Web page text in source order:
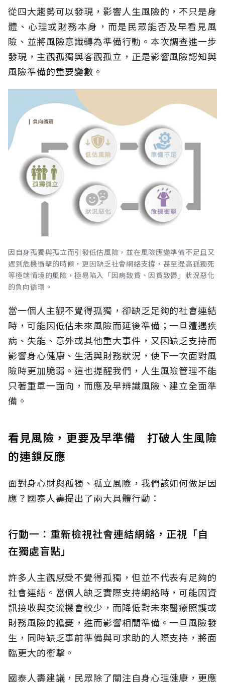
從四大趨勢可以發現，影響人生風險的，不只是身
體、心理或財務本身，而是民眾能否及早看見風
險、並將風險意識轉為準備行動。本次調查進一步
發現，主觀孤獨與客觀孤立，正是影響風險認知與
風險準備的重要變數。
因自身孤獨與孤立而引發低估風險，並在風險應變準備不足且又
遇到危機衝擊的時候，更因缺乏社會網絡支撐，甚至提高孤獨死
等極端情境的風險，極易陷入「因病致貧、因貧致鬱」狀況惡化
的負向循環。
當一個人主觀不覺得孤獨，卻缺乏足夠的社會連結
時，可能因低估未來風險而延後準備；一旦遭遇疾
病、失能、意外或其他重大事件，又因缺乏支持而
影響身心健康、生活與財務狀況，使下一次面對風
險時更加脆弱。這也提醒我們，人生風險管理不能
只著重單一面向，而應及早辨識風險、建立全面準
備。
看見風險，更要及早準備 打破人生風險
的連鎖反應
面對身心財與孤獨、孤立風險，我們該如何做足因
應？國泰人壽提出了兩大具體行動：
行動一：重新檢視社會連結網絡，正視「自
在獨處盲點」
許多人主觀感受不覺得孤獨，但並不代表有足夠的
社會連結。當個人缺乏實際支持網絡時，可能因資
訊接收與交流機會較少，而降低對未來醫療照護或
財務風險的擔憂，進而影響相關準備。一旦風險發
生，同時缺乏事前準備與可求助的人際支持，將面
臨更大的衝擊。
國泰人壽建議，民眾除了關注自身心理健康，更應